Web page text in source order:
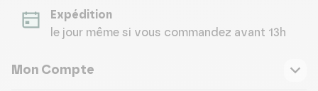
Expédition
le jour même si vous commandez avant 13h
Mon Compte